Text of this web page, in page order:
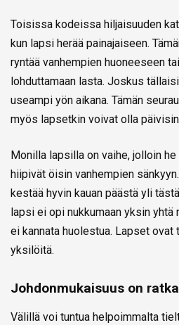
Toisissa kodeissa hiljaisuuden
kun lapsi herää painajaiseen.
ryntää vanhempien huoneeseen
lohduttamaan lasta. Joskus
useampi yön aikana. Tämän
myös lapsetkin voivat olla
Monilla lapsilla on vaihe, jolloin
hiipivät öisin vanhempien
kestää hyvin kauan päästä yli
lapsi ei opi nukkumaan yksin
ei kannata huolestua. Lapset
yksilöitä.
Johdonmukaisuus on
Välillä voi tuntua helpoimmalta